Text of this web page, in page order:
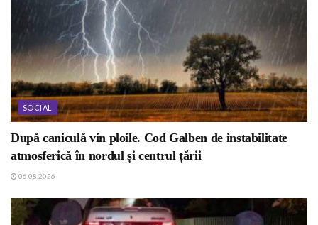
SOCIAL
După caniculă vin ploile. Cod Galben de instabilitate
atmosferică în nordul și centrul țării
06.08.2026